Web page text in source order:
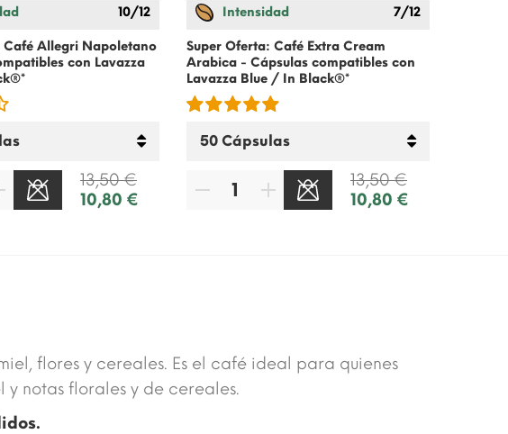
10/12
Café Allegri Napoletano
con Lavazza
13,50 €
10,80 €
Intensidad 7/12
Super Oferta: Café Extra Cream
Arabica - Cápsulas compatibles con
Lavazza Blue / In Black®*
13,50 €
10,80 €
flores y cereales. Es el café ideal para quienes
y notas florales y de cereales.